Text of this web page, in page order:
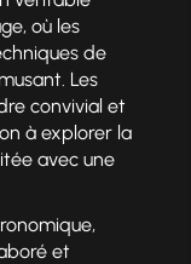
où les
de
Les
convivial et
à explorer la
avec une
et